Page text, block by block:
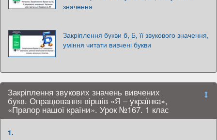
значення
Закріплення букви б, Б, її звукового значення,
уміння читати вивчені букви
Закріплення звукових значень вивчених
букв. Опрацювання віршів «Я – українка»,
«Прапор нашої країни». Урок №167. 1 клас
1.